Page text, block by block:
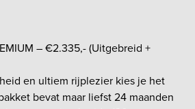
– €2.335,- (Uitgebreid +
en ultiem rijplezier kies je het
bevat maar liefst 24 maanden